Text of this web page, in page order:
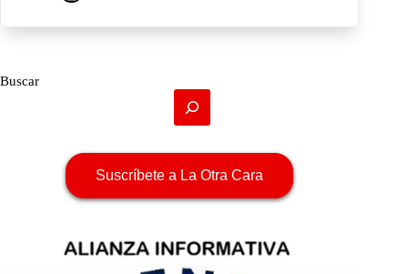
Buscar
Suscríbete a La Otra Cara